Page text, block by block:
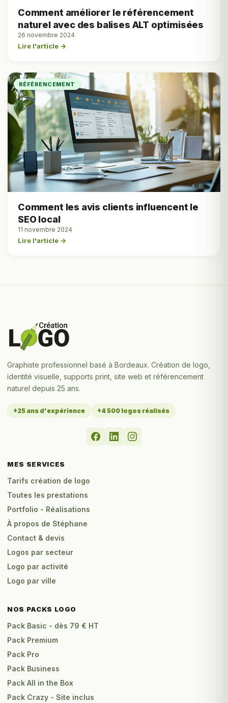
Comment améliorer le référencement
naturel avec des balises ALT optimisées
26 novembre 2024
Lire l'article →
RÉFÉRENCEMENT
Comment les avis clients influencent le
SEO local
11 novembre 2024
Lire l'article →
Graphiste professionnel basé à Bordeaux. Création de logo,
identité visuelle, supports print, site web et référencement
naturel depuis 25 ans.
+25 ans d'expérience +4 500 logos réalisés
MES SERVICES
Tarifs création de logo
Toutes les prestations
Portfolio - Réalisations
À propos de Stéphane
Contact & devis
Logos par secteur
Logo par activité
Logo par ville
NOS PACKS LOGO
Pack Basic - dès 79 € HT
Pack Premium
Pack Pro
Pack Business
Pack All in the Box
Pack Crazy - Site inclus